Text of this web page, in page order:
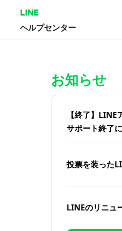
LINE
ヘルプセンター
お知らせ
【終了】
サポート終了
投票を装った
LINEのリニュ